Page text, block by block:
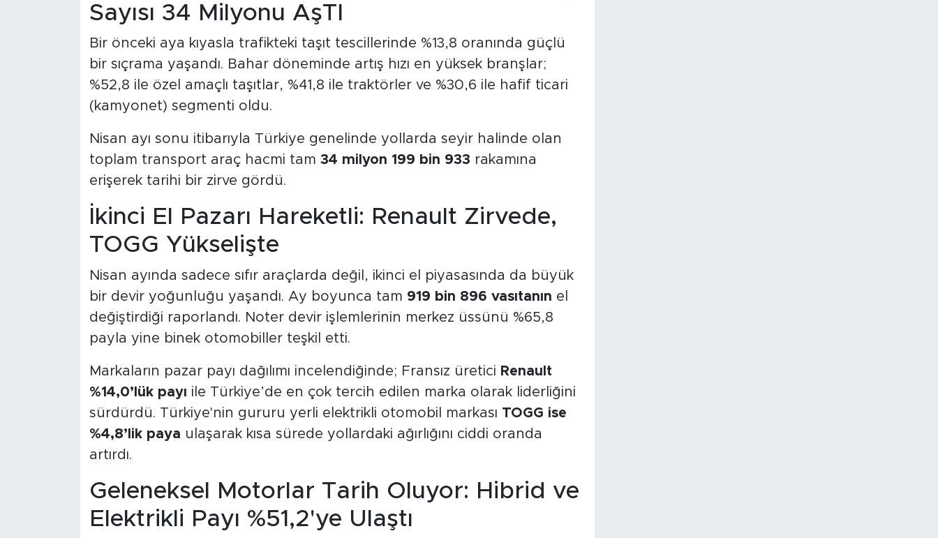
Sayısı 34 Milyonu AşTI
Bir önceki aya kıyasla trafikteki taşıt tescillerinde %13,8 oranında güçlü
bir sıçrama yaşandı. Bahar döneminde artış hızı en yüksek branşlar;
%52,8 ile özel amaçlı taşıtlar, %41,8 ile traktörler ve %30,6 ile hafif ticari
(kamyonet) segmenti oldu.
Nisan ayı sonu itibarıyla Türkiye genelinde yollarda seyir halinde olan
toplam transport araç hacmi tam 34 milyon 199 bin 933 rakamına
erişerek tarihi bir zirve gördü.
İkinci El Pazarı Hareketli: Renault Zirvede,
TOGG Yükselişte
Nisan ayında sadece sıfır araçlarda değil, ikinci el piyasasında da büyük
bir devir yoğunluğu yaşandı. Ay boyunca tam 919 bin 896 vasıtanın el
değiştirdiği raporlandı. Noter devir işlemlerinin merkez üssünü %65,8
payla yine binek otomobiller teşkil etti.
Markaların pazar payı dağılımı incelendiğinde; Fransız üretici Renault
%14,0’lük payı ile Türkiye’de en çok tercih edilen marka olarak liderliğini
sürdürdü. Türkiye'nin gururu yerli elektrikli otomobil markası TOGG ise
%4,8’lik paya ulaşarak kısa sürede yollardaki ağırlığını ciddi oranda
artırdı.
Geleneksel Motorlar Tarih Oluyor: Hibrid ve
Elektrikli Payı %51,2'ye Ulaştı